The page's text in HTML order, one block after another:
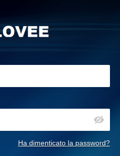
Ha dimenticato la password?